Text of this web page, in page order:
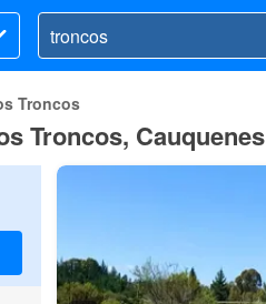
Troncos
Troncos, Cauquenes